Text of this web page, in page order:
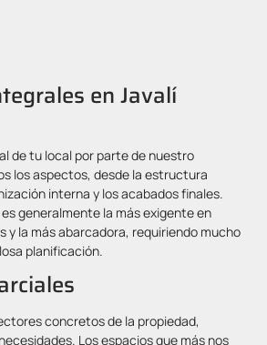
en Javalí
de tu local por parte de nuestro
los aspectos, desde la estructura
interna y los acabados finales.
generalmente la más exigente en
y la más abarcadora, requiriendo mucho
planificación.
concretos de la propiedad,
Los espacios que más nos